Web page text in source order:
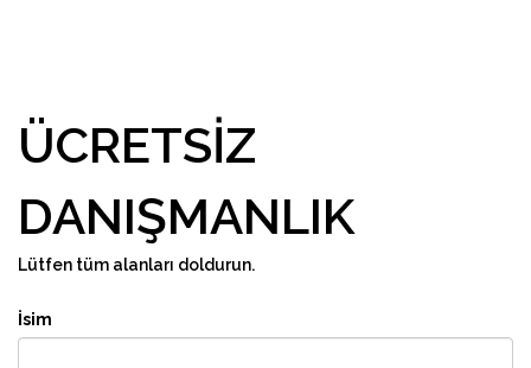
ÜCRETSIZ
DANIŞMANLIK
Lütfen tüm alanları doldurun.
İsim